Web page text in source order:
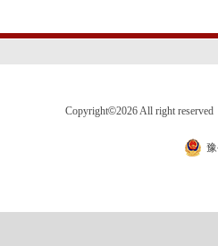
Copyright©2026 All right